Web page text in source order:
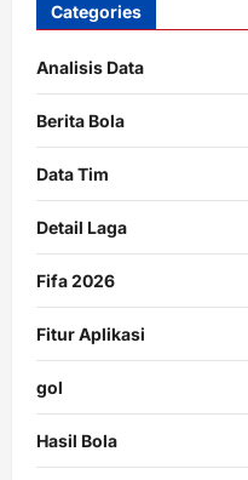
Categories
Analisis Data
Berita Bola
Data Tim
Detail Laga
Fifa 2026
Fitur Aplikasi
gol
Hasil Bola